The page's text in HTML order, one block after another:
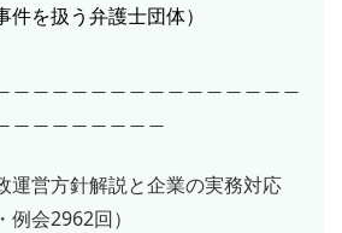
件を扱う弁護士団体）
運営方針解説と企業の実務対応
例会2962回）